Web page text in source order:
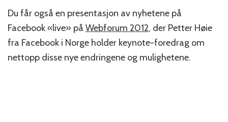
Du får også en presentasjon av nyhetene på
Facebook «live» på Webforum 2012, der Petter Høie
fra Facebook i Norge holder keynote-foredrag om
nettopp disse nye endringene og mulighetene.